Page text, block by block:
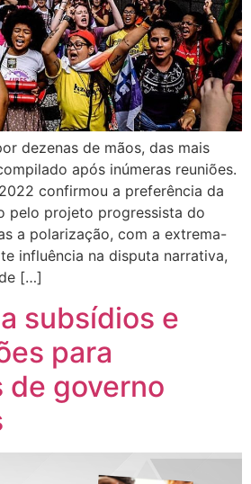
dezenas de mãos, das mais
após inúmeras reuniões.
confirmou a preferência da
pelo projeto progressista do
a polarização, com a extrema-
influência na disputa narrativa,
[…]
subsídios e
para
de governo